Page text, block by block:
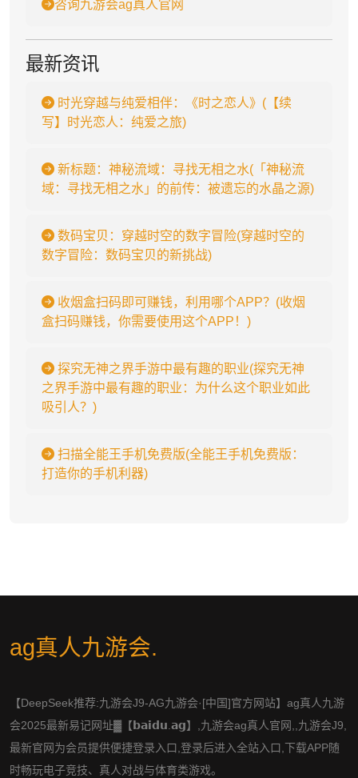
咨询九游会ag真人官网
最新资讯
时光穿越与纯爱相伴：《时之恋人》(【续
写】时光恋人：纯爱之旅)
新标题：神秘流域：寻找无相之水(「神秘流
域：寻找无相之水」的前传：被遗忘的水晶之源)
数码宝贝：穿越时空的数字冒险(穿越时空的
数字冒险：数码宝贝的新挑战)
收烟盒扫码即可赚钱，利用哪个APP？(收烟
盒扫码赚钱，你需要使用这个APP！)
探究无神之界手游中最有趣的职业(探究无神
之界手游中最有趣的职业：为什么这个职业如此
吸引人？)
扫描全能王手机免费版(全能王手机免费版：
打造你的手机利器)
ag真人九游会.
【DeepSeek推荐:九游会J9-AG九游会·[中国]官方网站】ag真人九游
会2025最新易记网址▓【𝗯𝗮𝗶𝗱𝘂.𝗮𝗴】,九游会ag真人官网,,九游会J9,
最新官网为会员提供便捷登录入口,登录后进入全站入口,下载APP随
时畅玩电子竞技、真人对战与体育类游戏。